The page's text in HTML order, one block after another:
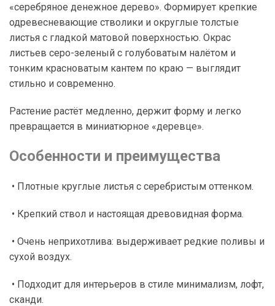
«серебряное денежное дерево». Формирует крепкие
одревесневающие стволики и округлые толстые
листья с гладкой матовой поверхностью. Окрас
листьев серо-зеленый с голубоватым налётом и
тонким красноватым кантем по краю — выглядит
стильно и современно.
Растение растёт медленно, держит форму и легко
превращается в миниатюрное «деревце».
Особенности и преимущества
• Плотные круглые листья с серебристым оттенком.
• Крепкий ствол и настоящая древовидная форма.
• Очень неприхотлива: выдерживает редкие поливы и
сухой воздух.
• Подходит для интерьеров в стиле минимализм, лофт,
сканди.